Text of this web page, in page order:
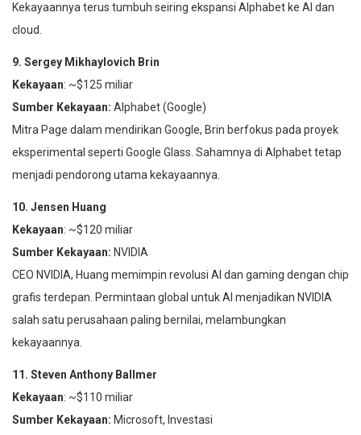
Kekayaannya terus tumbuh seiring ekspansi Alphabet ke AI dan
cloud.
9. Sergey Mikhaylovich Brin
Kekayaan: ~$125 miliar
Sumber Kekayaan: Alphabet (Google)
Mitra Page dalam mendirikan Google, Brin berfokus pada proyek
eksperimental seperti Google Glass. Sahamnya di Alphabet tetap
menjadi pendorong utama kekayaannya.
10. Jensen Huang
Kekayaan: ~$120 miliar
Sumber Kekayaan: NVIDIA
CEO NVIDIA, Huang memimpin revolusi AI dan gaming dengan chip
grafis terdepan. Permintaan global untuk AI menjadikan NVIDIA
salah satu perusahaan paling bernilai, melambungkan
kekayaannya.
11. Steven Anthony Ballmer
Kekayaan: ~$110 miliar
Sumber Kekayaan: Microsoft, Investasi